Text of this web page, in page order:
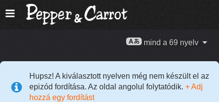
mind a 69 nyelv
Hupsz! A kiválasztott nyelven még nem készült el az
epizód fordítása. Az oldal angolul folytatódik. + Adj
hozzá egy fordítást